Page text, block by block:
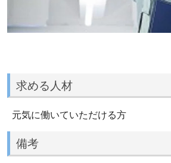
求める人材
元気に働いていただける方
備考